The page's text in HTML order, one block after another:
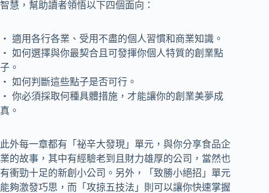
智慧，幫助讀者領悟以下四個面向：
‧ 適用各行各業、受用不盡的個人習慣和商業知識。
‧ 如何選擇與你最契合且可發揮你個人特質的創業點
子。
‧ 如何判斷這些點子是否可行。
‧ 你必須採取何種具體措施，才能讓你的創業美夢成
真。
此外每一章都有「祕辛大發現」單元，與你分享食品企
業的故事，其中有經驗老到且財力雄厚的公司，當然也
有衝勁十足的新創小公司。另外，「致勝小絕招」單元
能夠激發巧思，而「攻掠五技法」則可以讓你快速掌握